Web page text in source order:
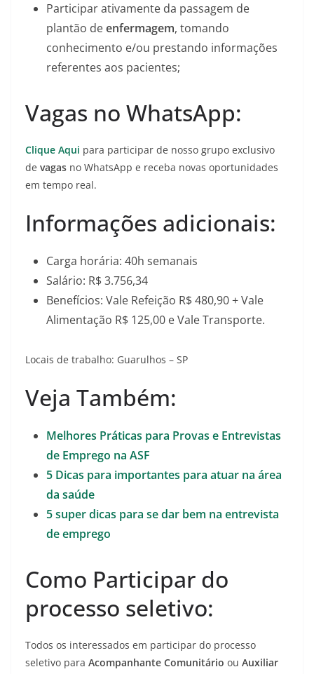
Participar ativamente da passagem de
plantão deenfermagem, tomando
conhecimento e/ou prestando informações
referentes aos pacientes;
Vagas no WhatsApp:
Clique Aqui para participar de nosso grupo exclusivo
de vagas no WhatsApp e receba novas oportunidades
em tempo real.
Informações adicionais:
Carga horária: 40h semanais
Salário: R$ 3.756,34
Benefícios: Vale Refeição R$ 480,90 + Vale
Alimentação R$ 125,00 e Vale Transporte.
Locais de trabalho: Guarulhos – SP
Veja Também:
Melhores Práticas para Provas e Entrevistas
de Emprego na ASF
5 Dicas para importantes para atuar na área
da saúde
5 super dicas para se dar bem na entrevista
de emprego
Como Participar do
processo seletivo:
Todos os interessados em participar do processo
seletivo para Acompanhante Comunitário ou Auxiliar